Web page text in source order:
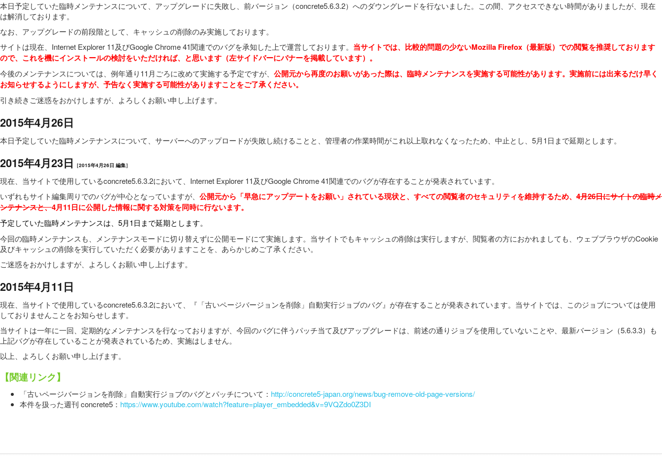
本日予定していた臨時メンテナンスについて、アップグレードに失敗し、前バージョン（concrete5.6.3.2）へのダウングレードを行ないました。この間、アクセスできない時間がありましたが、現在
は解消しております。
なお、アップグレードの前段階として、キャッシュの削除のみ実施しております。
サイトは現在、Internet Explorer 11及びGoogle Chrome 41関連でのバグを承知した上で運営しております。 当サイトでは、比較的問題の少ないMozilla Firefox（最新版）での閲覧を推奨しております
ので、これを機にインストールの検討をいただければ、と思います（左サイドバーにバナーを掲載しています）。
今後のメンテナンスについては、例年通り11月ごろに改めて実施する予定ですが、 公開元から再度のお願いがあった際は、臨時メンテナンスを実施する可能性があります。実施前には出来るだけ早く
お知らせするようにしますが、予告なく実施する可能性がありますことをご了承ください。
引き続きご迷惑をおかけしますが、よろしくお願い申し上げます。
2015年4月26日
本日予定していた臨時メンテナンスについて、サーバーへのアップロードが失敗し続けることと、管理者の作業時間がこれ以上取れなくなったため、中止とし、5月1日まで延期とします。
2015年4月23日 ［2015年4月26日 編集］
現在、当サイトで使用しているconcrete5.6.3.2において、Internet Explorer 11及びGoogle Chrome 41関連でのバグが存在することが発表されています。
いずれもサイト編集周りでのバグが中心となっていますが、 公開元から「早急にアップデートをお願い」されている現状と、すべての閲覧者のセキュリティを維持するため、 4月26日にサイトの臨時メ
ンテナンスと、4月11日に公開した情報に関する対策を同時に行ないます。
予定していた臨時メンテナンスは、5月1日まで延期とします。
今回の臨時メンテナンスも、メンテナンスモードに切り替えずに公開モードにて実施します。当サイトでもキャッシュの削除は実行しますが、閲覧者の方におかれましても、ウェブブラウザのCookie
及びキャッシュの削除を実行していただく必要がありますことを、あらかじめご了承ください。
ご迷惑をおかけしますが、よろしくお願い申し上げます。
2015年4月11日
現在、当サイトで使用しているconcrete5.6.3.2において、『「古いページバージョンを削除」自動実行ジョブのバグ』が存在することが発表されています。当サイトでは、このジョブについては使用
しておりませんことをお知らせします。
当サイトは一年に一回、定期的なメンテナンスを行なっておりますが、今回のバグに伴うパッチ当て及びアップグレードは、前述の通りジョブを使用していないことや、最新バージョン（5.6.3.3）も
上記バグが存在していることが発表されているため、実施はしません。
以上、よろしくお願い申し上げます。
【関連リンク】
「古いページバージョンを削除」自動実行ジョブのバグとパッチについて： http://concrete5-japan.org/news/bug-remove-old-page-versions/
本件を扱った週刊 concrete5： https://www.youtube.com/watch?feature=player_embedded&v=9VQZdo0Z3DI